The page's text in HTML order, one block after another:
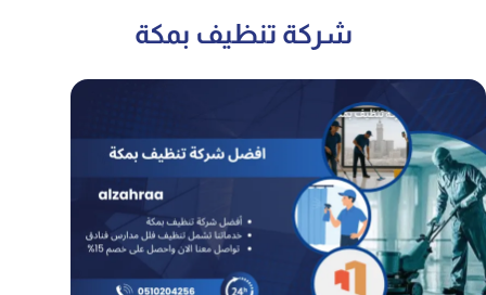
3. خدمات تنظيف الفنادق في مكة بمستوى خمس نجوم
5. شركة تنظيف بمكة للمدارس والمباني التعليمية
6. تنظيف المكاتب والشركات لبيئة عمل مريحة
7. تنظيف المطابخ وتعقيمها بالكامل
شركة تنظيف بمكة